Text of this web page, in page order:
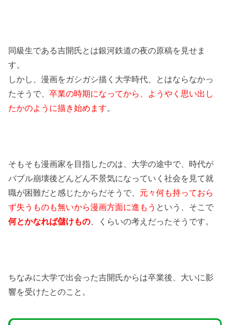
同級生である吉開氏とは銀河鉄道の夜の原稿を見せま
す。
しかし、漫画をガシガシ描く大学時代、とはならなかっ
たそうで、卒業の時期になってから、ようやく思い出し
たかのように描き始めます。
そもそも漫画家を目指したのは、大学の途中で、時代が
バブル崩壊後どんどん不景気になっていく社会を見て就
職が困難だと感じたからだそうで、 元々何も持っておら
ず失うものも無いから漫画方面に進もう という、そこで
何とかなれば儲けもの 、くらいの考えだったそうです。
ちなみに大学で出会った吉開氏からは卒業後、大いに影
響を受けたとのこと。